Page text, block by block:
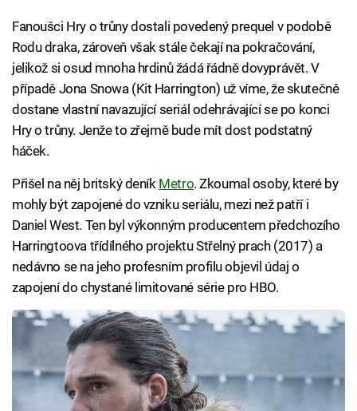
Fanoušci Hry o trůny dostali povedený prequel v podobě
Rodu draka, zároveň však stále čekají na pokračování,
jelikož si osud mnoha hrdinů žádá řádně dovyprávět. V
případě Jona Snowa (Kit Harrington) už víme, že skutečně
dostane vlastní navazující seriál odehrávající se po konci
Hry o trůny. Jenže to zřejmě bude mít dost podstatný
háček.
Přišel na něj britský deník Metro. Zkoumal osoby, které by
mohly být zapojené do vzniku seriálu, mezi než patří i
Daniel West. Ten byl výkonným producentem předchozího
Harringtoova třídílného projektu Střelný prach (2017) a
nedávno se na jeho profesním profilu objevil údaj o
zapojení do chystané limitované série pro HBO.